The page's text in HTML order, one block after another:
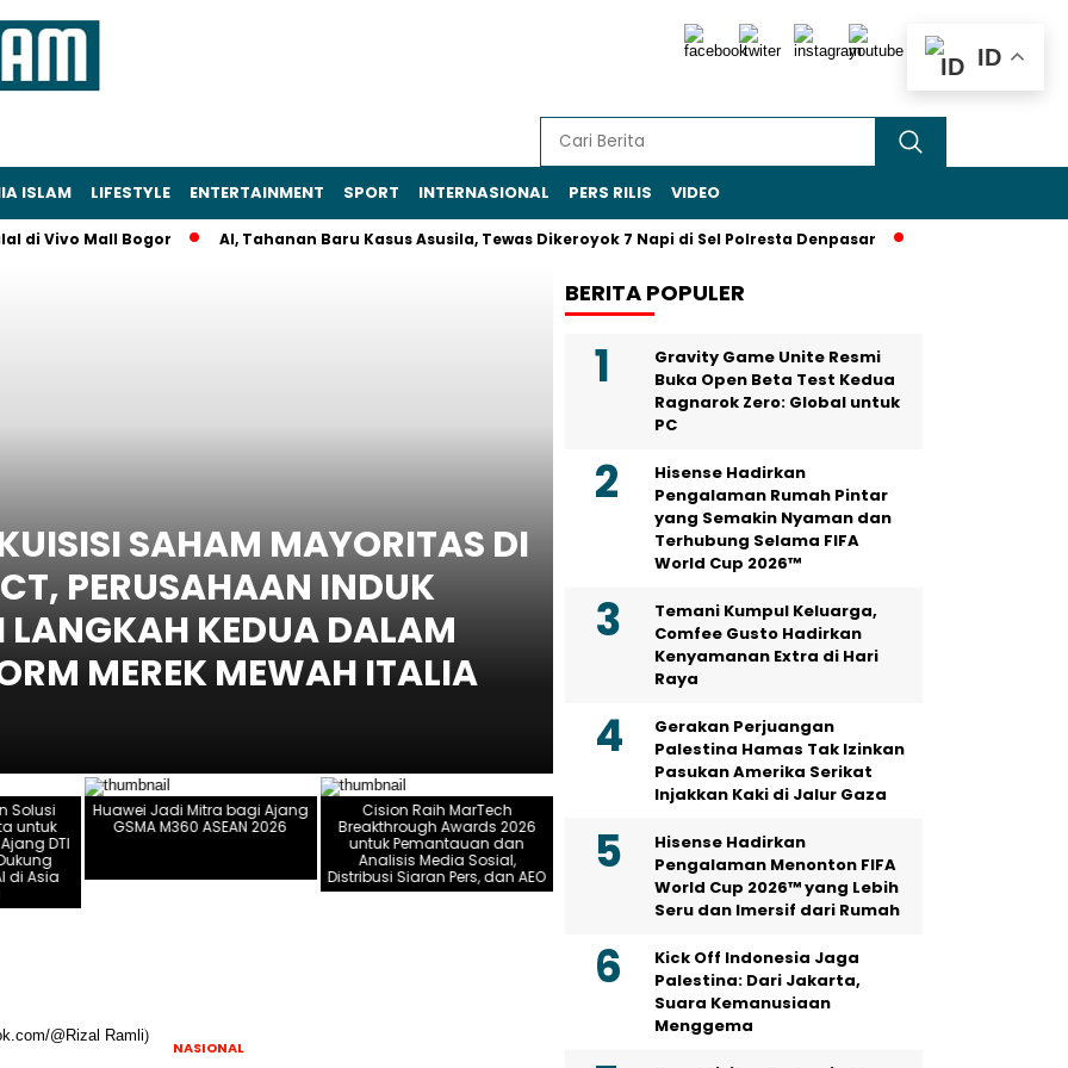
ISLAM LIFESTYLE ENTERTAINMENT SPORT INTERNASIONAL PERS RILIS VIDEO
Mall Bogor AI, Tahanan Baru Kasus Asusila, Tewas Dikeroyok 7 Napi di Sel Polresta Denpasar Sohibul Iman Jadi
SAHAM MAYORITAS DI
PERUSAHAAN INDUK
KEDUA DALAM
MEREK MEWAH ITALIA
Headline
HIKSEMI Tampilkan
untuk Seluruh Skenario
2026, Dukung
Tenggara
Solusi
untuk
DTI
di Asia
Huawei Jadi Mitra bagi Ajang
GSMA M360 ASEAN 2026
Cision Raih MarTech
Breakthrough Awards 2026
untuk Pemantauan dan
Analisis Media Sosial,
Distribusi Siaran Pers, dan AEO
NASIONAL
BERITA POPULER
Gravity Game Unite Resmi
Buka Open Beta Test Kedua
Ragnarok Zero: Global untuk
PC
Hisense Hadirkan
Pengalaman Rumah Pintar
yang Semakin Nyaman dan
Terhubung Selama FIFA
World Cup 2026™
Temani Kumpul Keluarga,
Comfee Gusto Hadirkan
Kenyamanan Extra di Hari
Raya
Gerakan Perjuangan
Palestina Hamas Tak Izinkan
Pasukan Amerika Serikat
Injakkan Kaki di Jalur Gaza
Hisense Hadirkan
Pengalaman Menonton FIFA
World Cup 2026™ yang Lebih
Seru dan Imersif dari Rumah
Kick Off Indonesia Jaga
Palestina: Dari Jakarta,
Suara Kemanusiaan
Menggema
ID